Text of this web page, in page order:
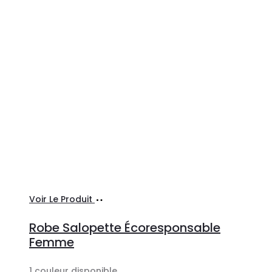
Voir Le Produit
options
Robe Salopette Écoresponsable
Femme